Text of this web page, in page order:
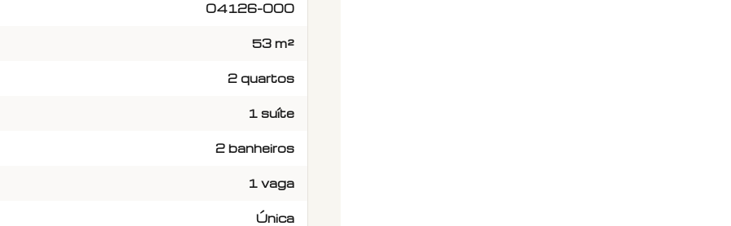
04126-000
53 m²
2 quartos
1 suíte
2 banheiros
1 vaga
Única